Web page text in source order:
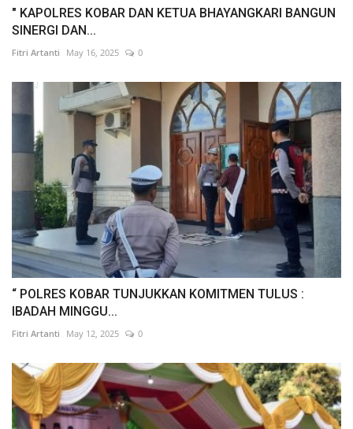
" KAPOLRES KOBAR DAN KETUA BHAYANGKARI BANGUN
SINERGI DAN...
Fitri Artanti May 16, 2025 0
“ POLRES KOBAR TUNJUKKAN KOMITMEN TULUS :
IBADAH MINGGU...
Fitri Artanti May 12, 2025 0